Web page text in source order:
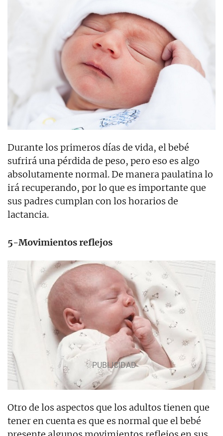
Durante los primeros días de vida, el bebé
sufrirá una pérdida de peso, pero eso es algo
absolutamente normal. De manera paulatina lo
irá recuperando, por lo que es importante que
sus padres cumplan con los horarios de
lactancia.
5-Movimientos reflejos
Otro de los aspectos que los adultos tienen que
tener en cuenta es que es normal que el bebé